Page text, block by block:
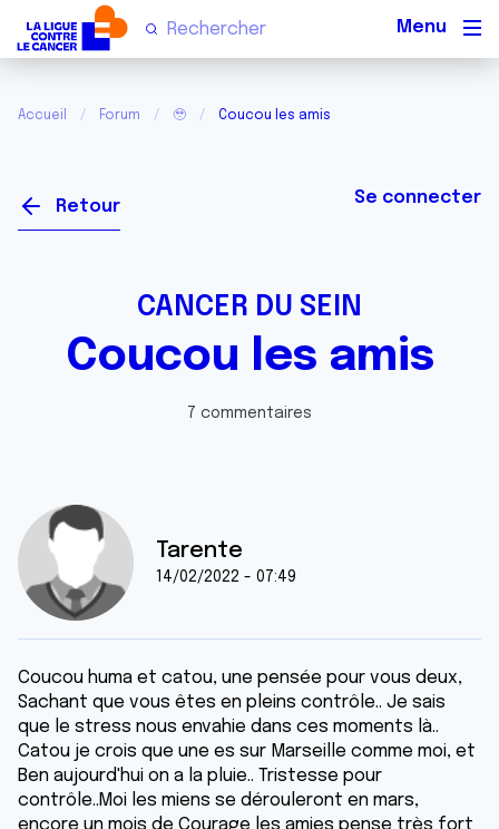
Accueil Forum 🥹 Coucou les amis
Retour Se connecter
CANCER DU SEIN
Coucou les amis
7 commentaires
Tarente
14/02/2022 - 07:49
Coucou huma et catou, une pensée pour vous deux,
Sachant que vous êtes en pleins contrôle.. Je sais
que le stress nous envahie dans ces moments là..
Catou je crois que une es sur Marseille comme moi, et
Ben aujourd'hui on a la pluie.. Tristesse pour
contrôle..Moi les miens se dérouleront en mars,
encore un mois de Courage les amies pense très fort